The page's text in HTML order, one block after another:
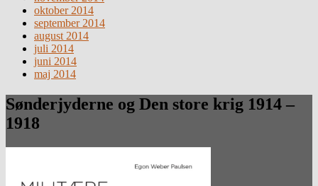
oktober 2014
september 2014
august 2014
juli 2014
juni 2014
maj 2014
Sønderjyderne og Den store krig 1914 –
1918